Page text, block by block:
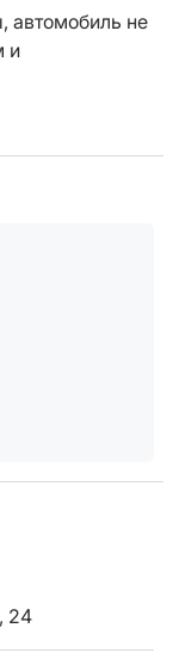
автомобиль не
и
24